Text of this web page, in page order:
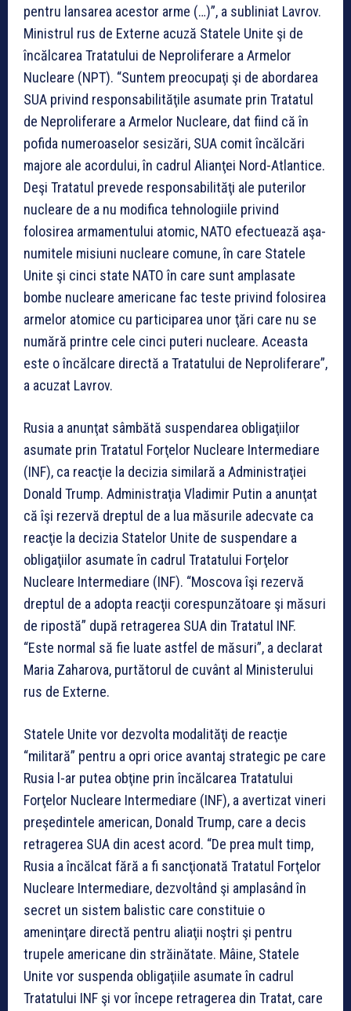
pentru lansarea acestor arme (…)”, a subliniat Lavrov.
Ministrul rus de Externe acuză Statele Unite şi de
încălcarea Tratatului de Neproliferare a Armelor
Nucleare (NPT). “Suntem preocupaţi şi de abordarea
SUA privind responsabilităţile asumate prin Tratatul
de Neproliferare a Armelor Nucleare, dat fiind că în
pofida numeroaselor sesizări, SUA comit încălcări
majore ale acordului, în cadrul Alianţei Nord-Atlantice.
Deşi Tratatul prevede responsabilităţi ale puterilor
nucleare de a nu modifica tehnologiile privind
folosirea armamentului atomic, NATO efectuează aşa-
numitele misiuni nucleare comune, în care Statele
Unite şi cinci state NATO în care sunt amplasate
bombe nucleare americane fac teste privind folosirea
armelor atomice cu participarea unor ţări care nu se
numără printre cele cinci puteri nucleare. Aceasta
este o încălcare directă a Tratatului de Neproliferare”,
a acuzat Lavrov.
Rusia a anunţat sâmbătă suspendarea obligaţiilor
asumate prin Tratatul Forţelor Nucleare Intermediare
(INF), ca reacţie la decizia similară a Administraţiei
Donald Trump. Administraţia Vladimir Putin a anunţat
că îşi rezervă dreptul de a lua măsurile adecvate ca
reacţie la decizia Statelor Unite de suspendare a
obligaţiilor asumate în cadrul Tratatului Forţelor
Nucleare Intermediare (INF). “Moscova îşi rezervă
dreptul de a adopta reacţii corespunzătoare şi măsuri
de ripostă” după retragerea SUA din Tratatul INF.
“Este normal să fie luate astfel de măsuri”, a declarat
Maria Zaharova, purtătorul de cuvânt al Ministerului
rus de Externe.
Statele Unite vor dezvolta modalităţi de reacţie
“militară” pentru a opri orice avantaj strategic pe care
Rusia l-ar putea obţine prin încălcarea Tratatului
Forţelor Nucleare Intermediare (INF), a avertizat vineri
preşedintele american, Donald Trump, care a decis
retragerea SUA din acest acord. “De prea mult timp,
Rusia a încălcat fără a fi sancţionată Tratatul Forţelor
Nucleare Intermediare, dezvoltând şi amplasând în
secret un sistem balistic care constituie o
ameninţare directă pentru aliaţii noştri şi pentru
trupele americane din străinătate. Mâine, Statele
Unite vor suspenda obligaţiile asumate în cadrul
Tratatului INF şi vor începe retragerea din Tratat, care